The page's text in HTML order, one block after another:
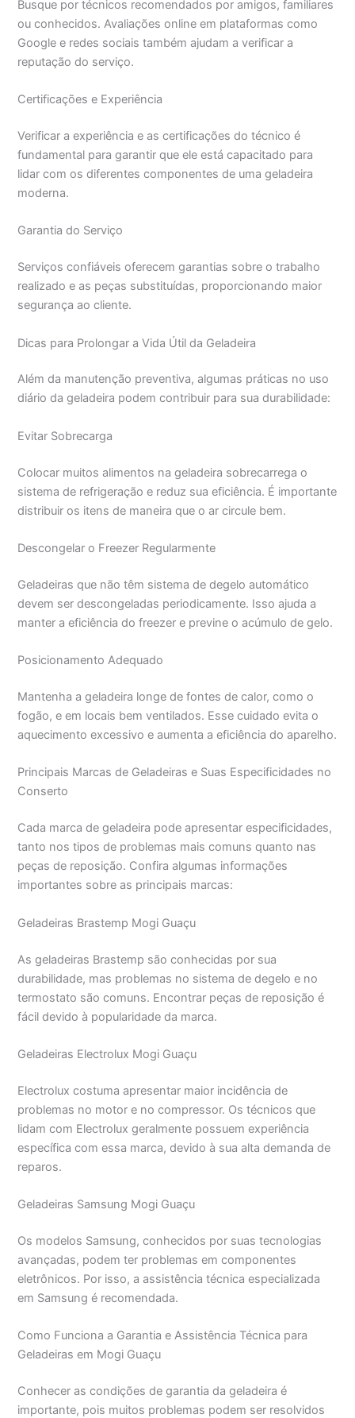
Busque por técnicos recomendados por amigos, familiares
ou conhecidos. Avaliações online em plataformas como
Google e redes sociais também ajudam a verificar a
reputação do serviço.
Certificações e Experiência
Verificar a experiência e as certificações do técnico é
fundamental para garantir que ele está capacitado para
lidar com os diferentes componentes de uma geladeira
moderna.
Garantia do Serviço
Serviços confiáveis oferecem garantias sobre o trabalho
realizado e as peças substituídas, proporcionando maior
segurança ao cliente.
Dicas para Prolongar a Vida Útil da Geladeira
Além da manutenção preventiva, algumas práticas no uso
diário da geladeira podem contribuir para sua durabilidade:
Evitar Sobrecarga
Colocar muitos alimentos na geladeira sobrecarrega o
sistema de refrigeração e reduz sua eficiência. É importante
distribuir os itens de maneira que o ar circule bem.
Descongelar o Freezer Regularmente
Geladeiras que não têm sistema de degelo automático
devem ser descongeladas periodicamente. Isso ajuda a
manter a eficiência do freezer e previne o acúmulo de gelo.
Posicionamento Adequado
Mantenha a geladeira longe de fontes de calor, como o
fogão, e em locais bem ventilados. Esse cuidado evita o
aquecimento excessivo e aumenta a eficiência do aparelho.
Principais Marcas de Geladeiras e Suas Especificidades no
Conserto
Cada marca de geladeira pode apresentar especificidades,
tanto nos tipos de problemas mais comuns quanto nas
peças de reposição. Confira algumas informações
importantes sobre as principais marcas:
Geladeiras Brastemp Mogi Guaçu
As geladeiras Brastemp são conhecidas por sua
durabilidade, mas problemas no sistema de degelo e no
termostato são comuns. Encontrar peças de reposição é
fácil devido à popularidade da marca.
Geladeiras Electrolux Mogi Guaçu
Electrolux costuma apresentar maior incidência de
problemas no motor e no compressor. Os técnicos que
lidam com Electrolux geralmente possuem experiência
específica com essa marca, devido à sua alta demanda de
reparos.
Geladeiras Samsung Mogi Guaçu
Os modelos Samsung, conhecidos por suas tecnologias
avançadas, podem ter problemas em componentes
eletrônicos. Por isso, a assistência técnica especializada
em Samsung é recomendada.
Como Funciona a Garantia e Assistência Técnica para
Geladeiras em Mogi Guaçu
Conhecer as condições de garantia da geladeira é
importante, pois muitos problemas podem ser resolvidos